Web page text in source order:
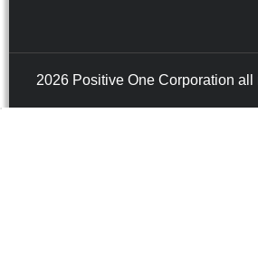
2026 Positive One Corporation all